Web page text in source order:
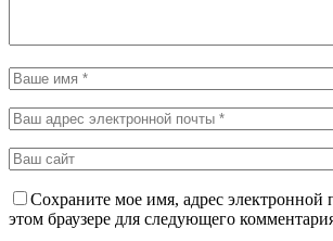
Сохраните мое имя, адрес электронной
этом браузере для следующего